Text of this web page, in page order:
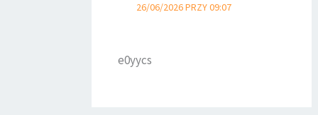
26/06/2026 PRZY 09:07
e0yycs